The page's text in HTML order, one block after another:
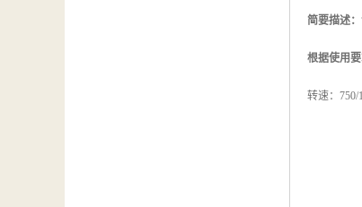
简要描述
根据使用要
转速：750/